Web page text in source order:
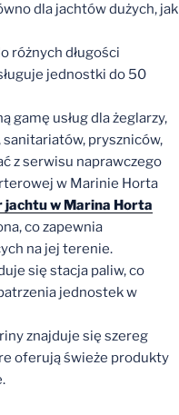
dla jachtów dużych, jak
różnych długości
jednostki do 50
gamę usług dla żeglarzy,
pryszniców,
z serwisu naprawczego
w Marinie Horta
jachtu w Marina Horta
co zapewnia
na jej terenie.
się stacja paliw, co
jednostek w
znajduje się szereg
oferują świeże produkty